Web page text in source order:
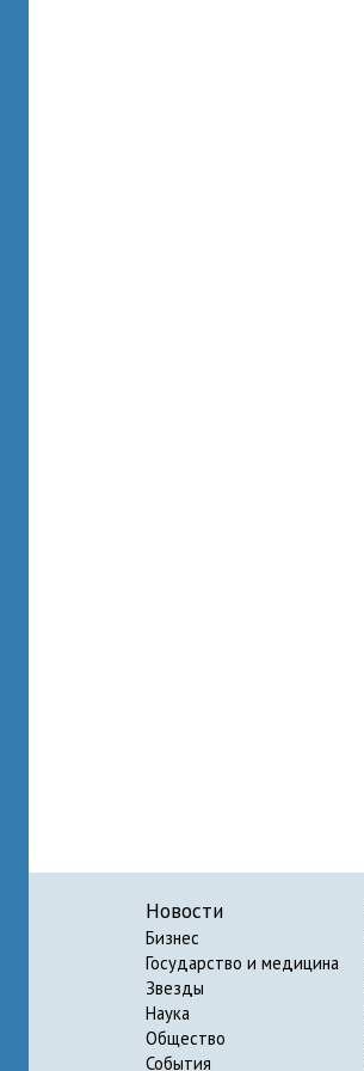
Новости
Бизнес
Государство и медицина
Звезды
Наука
Общество
События